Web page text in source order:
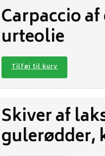
Carpaccio
urteolie
Tilføj til kurv
Skiver af
gulerødder,